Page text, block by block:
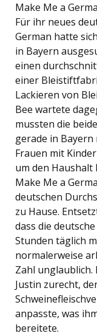
Make Me a
Für ihr neues
German hatte
in Bayern
einen
einer
Lackieren von
Bee wartete
mussten die
gerade in
Frauen mit
um den Haushalt
Make Me a
deutschen
zu Hause.
dass die
Stunden täglich
normalerweise
Zahl unglaublich.
Justin zurecht,
anpasste, was
bereitete.